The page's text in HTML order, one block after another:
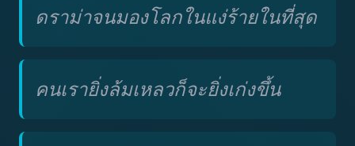
ดราม่าจนมองโลกในแง่ร้ายในที่สุด
คนเรายิ่งล้มเหลวก็จะยิ่งเก่งขึ้น